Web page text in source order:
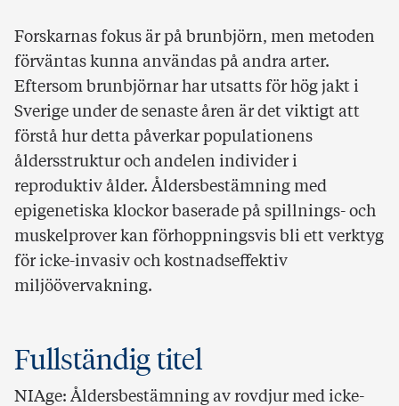
Forskarnas fokus är på brunbjörn, men metoden
förväntas kunna användas på andra arter.
Eftersom brunbjörnar har utsatts för hög jakt i
Sverige under de senaste åren är det viktigt att
förstå hur detta påverkar populationens
åldersstruktur och andelen individer i
reproduktiv ålder. Åldersbestämning med
epigenetiska klockor baserade på spillnings- och
muskelprover kan förhoppningsvis bli ett verktyg
för icke-invasiv och kostnadseffektiv
miljöövervakning.
Fullständig titel
NIAge: Åldersbestämning av rovdjur med icke-